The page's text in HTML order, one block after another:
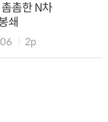
촘한 N차
쇄
2p